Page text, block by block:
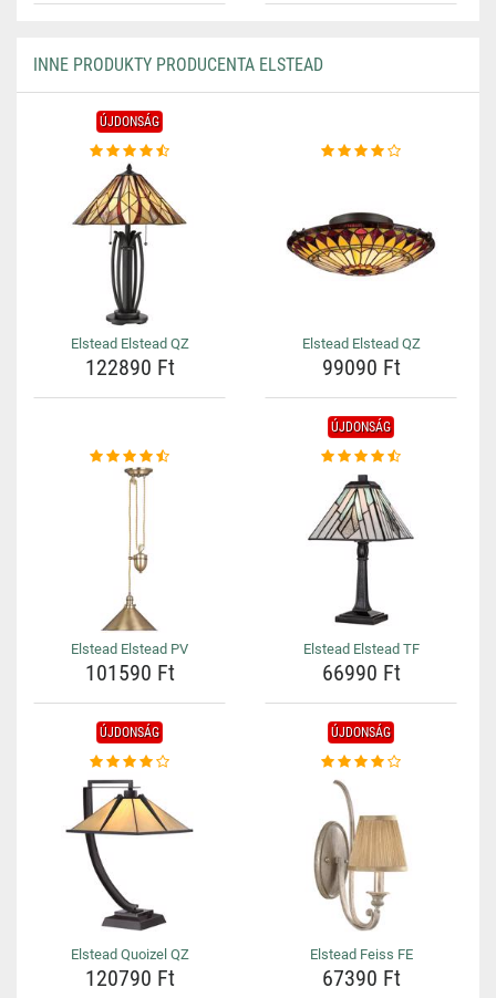
INNE PRODUKTY PRODUCENTA ELSTEAD
ÚJDONSÁG
Elstead Elstead QZ
122890 Ft
Elstead Elstead QZ
99090 Ft
Elstead Elstead PV
101590 Ft
ÚJDONSÁG
Elstead Elstead TF
66990 Ft
ÚJDONSÁG
Elstead Quoizel QZ
120790 Ft
ÚJDONSÁG
Elstead Feiss FE
67390 Ft